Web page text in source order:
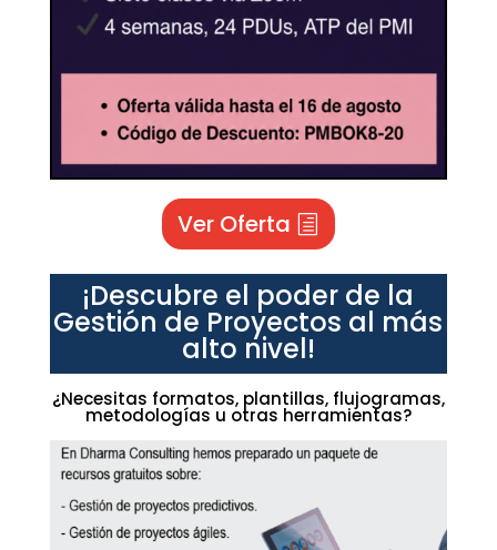
Ver Oferta
¡Descubre el poder de la
Gestión de Proyectos al más
alto nivel!
¿Necesitas formatos, plantillas, flujogramas,
metodologías u otras herramientas?